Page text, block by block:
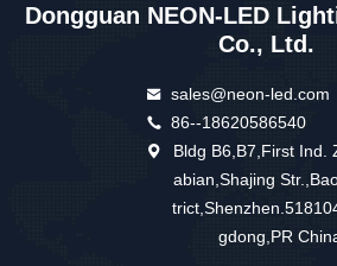
Dongguan NEON-LED
Co., Ltd.
sales@neon-led.com
86--18620586540
Bldg B6,B7,First Ind.
abian,Shajing
gdong,PR